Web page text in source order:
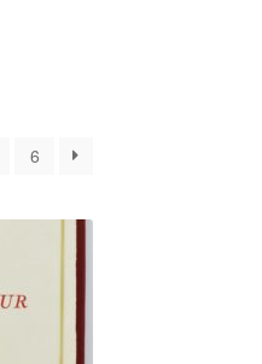
6